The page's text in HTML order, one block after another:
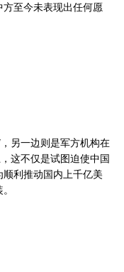
至今未表现出任何愿
另一边则是军方机构在
这不仅是试图迫使中国
利推动国内上千亿美